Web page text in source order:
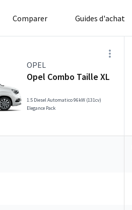
Comparer Guides d'achat
OPEL
Opel Combo Taille XL
1.5 Diesel Automatico 96kW (131cv)
Elegance Pack